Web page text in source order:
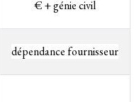
€ + génie civil
dépendance fournisseur